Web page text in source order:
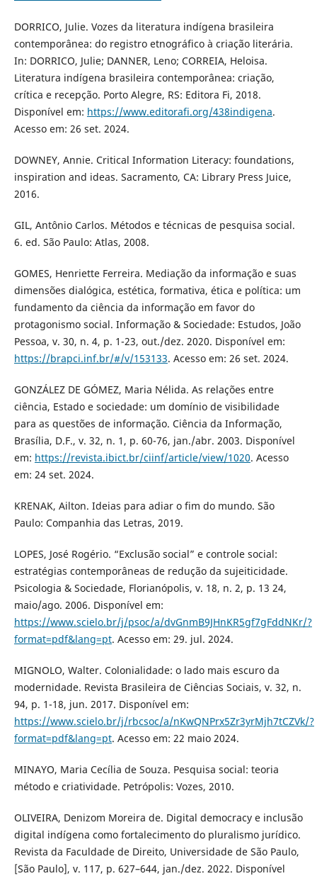
DORRICO, Julie. Vozes da literatura indígena brasileira
contemporânea: do registro etnográfico à criação literária.
In: DORRICO, Julie; DANNER, Leno; CORREIA, Heloisa.
Literatura indígena brasileira contemporânea: criação,
crítica e recepção. Porto Alegre, RS: Editora Fi, 2018.
Disponível em: https://www.editorafi.org/438indigena.
Acesso em: 26 set. 2024.
DOWNEY, Annie. Critical Information Literacy: foundations,
inspiration and ideas. Sacramento, CA: Library Press Juice,
2016.
GIL, Antônio Carlos. Métodos e técnicas de pesquisa social.
6. ed. São Paulo: Atlas, 2008.
GOMES, Henriette Ferreira. Mediação da informação e suas
dimensões dialógica, estética, formativa, ética e política: um
fundamento da ciência da informação em favor do
protagonismo social. Informação & Sociedade: Estudos, João
Pessoa, v. 30, n. 4, p. 1-23, out./dez. 2020. Disponível em:
https://brapci.inf.br/#/v/153133. Acesso em: 26 set. 2024.
GONZÁLEZ DE GÓMEZ, Maria Nélida. As relações entre
ciência, Estado e sociedade: um domínio de visibilidade
para as questões de informação. Ciência da Informação,
Brasília, D.F., v. 32, n. 1, p. 60-76, jan./abr. 2003. Disponível
em: https://revista.ibict.br/ciinf/article/view/1020. Acesso
em: 24 set. 2024.
KRENAK, Ailton. Ideias para adiar o fim do mundo. São
Paulo: Companhia das Letras, 2019.
LOPES, José Rogério. “Exclusão social” e controle social:
estratégias contemporâneas de redução da sujeiticidade.
Psicologia & Sociedade, Florianópolis, v. 18, n. 2, p. 13 24,
maio/ago. 2006. Disponível em:
https://www.scielo.br/j/psoc/a/dvGnmB9JHnKR5gf7gFddNKr/?
format=pdf&lang=pt. Acesso em: 29. jul. 2024.
MIGNOLO, Walter. Colonialidade: o lado mais escuro da
modernidade. Revista Brasileira de Ciências Sociais, v. 32, n.
94, p. 1-18, jun. 2017. Disponível em:
https://www.scielo.br/j/rbcsoc/a/nKwQNPrx5Zr3yrMjh7tCZVk/?
format=pdf&lang=pt. Acesso em: 22 maio 2024.
MINAYO, Maria Cecília de Souza. Pesquisa social: teoria
método e criatividade. Petrópolis: Vozes, 2010.
OLIVEIRA, Denizom Moreira de. Digital democracy e inclusão
digital indígena como fortalecimento do pluralismo jurídico.
Revista da Faculdade de Direito, Universidade de São Paulo,
[São Paulo], v. 117, p. 627–644, jan./dez. 2022. Disponível